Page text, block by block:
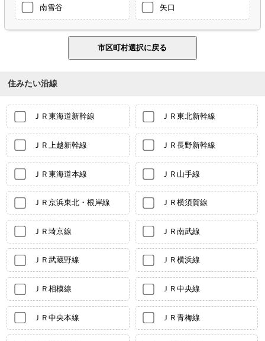
南雪谷 矢口
住みたい沿線
ＪＲ東海道新幹線 ＪＲ東北新幹線
ＪＲ上越新幹線 ＪＲ長野新幹線
ＪＲ東海道本線 ＪＲ山手線
ＪＲ京浜東北・根岸線 ＪＲ横須賀線
ＪＲ埼京線 ＪＲ南武線
ＪＲ武蔵野線 ＪＲ横浜線
ＪＲ相模線 ＪＲ中央線
ＪＲ中央本線 ＪＲ青梅線